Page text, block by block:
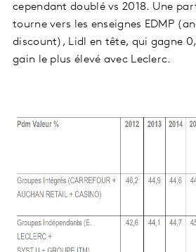
cependant doublé vs 2018. Une
tourne vers les enseignes EDMP
discount), Lidl en tête, qui gagne
gain le plus élevé avec Leclerc.